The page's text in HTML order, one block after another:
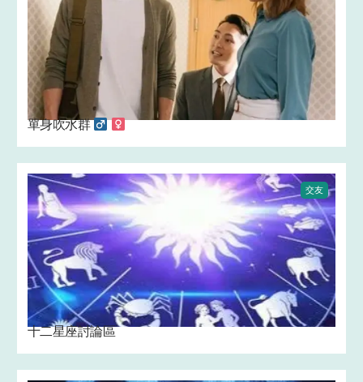
單身吹水群 ‍ ‍
交友
十二星座討論區